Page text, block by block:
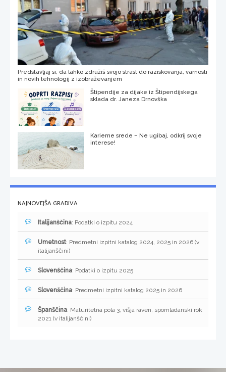
Predstavljaj si, da lahko združiš svojo strast do raziskovanja, varnosti
in novih tehnologij z izobraževanjem
Štipendije za dijake iz Štipendijskega
sklada dr. Janeza Drnovška
Karierne srede – Ne ugibaj, odkrij svoje
interese!
NAJNOVEJŠA GRADIVA
Italijanščina: Podatki o izpitu 2024
Umetnost: Predmetni izpitni katalog 2024, 2025 in 2026 (v
italijanščini)
Slovenščina: Podatki o izpitu 2025
Slovenščina: Predmetni izpitni katalog 2025 in 2026
Španščina: Maturitetna pola 3, višja raven, spomladanski rok
2021 (v italijanščini)